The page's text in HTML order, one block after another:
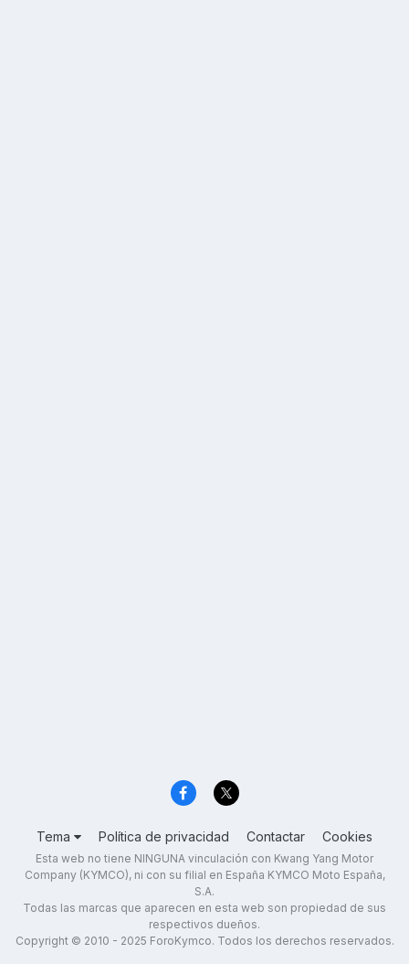
Tema Política de privacidad Contactar Cookies
Esta web no tiene NINGUNA vinculación con Kwang Yang Motor
Company (KYMCO), ni con su filial en España KYMCO Moto España,
S.A.
Todas las marcas que aparecen en esta web son propiedad de sus
respectivos dueños.
Copyright © 2010 - 2025 ForoKymco. Todos los derechos reservados.